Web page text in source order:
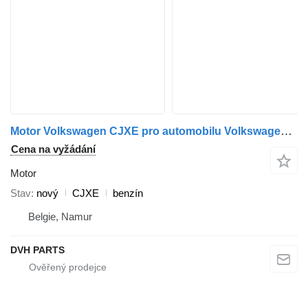
Motor Volkswagen CJXE pro automobilu Volkswagen GOLF VII GTI , AUDI , SEAT
Cena na vyžádání
Motor
Stav nový CJXE
benzín
Belgie, Namur
DVH PARTS